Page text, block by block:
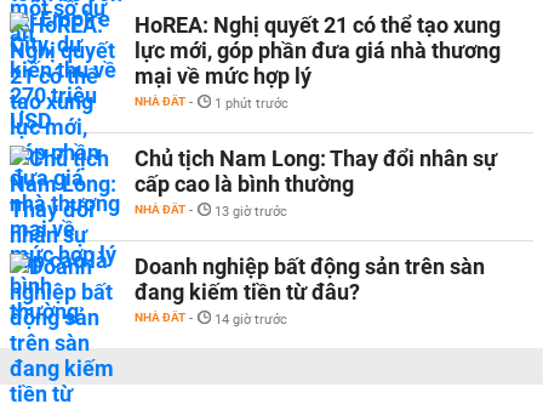
HoREA: Nghị quyết 21 có thể tạo xung
lực mới, góp phần đưa giá nhà thương
mại về mức hợp lý
NHÀ ĐẤT - 1 phút trước
Chủ tịch Nam Long: Thay đổi nhân sự
cấp cao là bình thường
NHÀ ĐẤT - 13 giờ trước
Doanh nghiệp bất động sản trên sàn
đang kiếm tiền từ đâu?
NHÀ ĐẤT - 14 giờ trước